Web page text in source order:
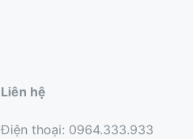
Liên hệ
Điện thoại: 0964.333.933